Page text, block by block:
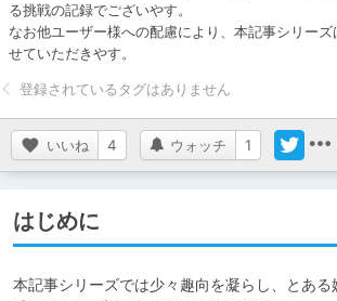
る挑戦の記録でございやす。
なお他ユーザー様への配慮により、本記事シリーズ
せていただきやす。
いいね 4 ウォッチ 1
はじめに
本記事シリーズでは少々趣向を凝らし、とある